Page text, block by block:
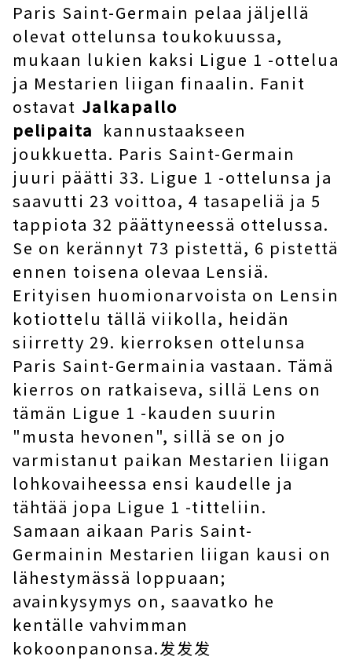
Paris Saint-Germain pelaa jäljellä
olevat ottelunsa toukokuussa,
mukaan lukien kaksi Ligue 1 -ottelua
ja Mestarien liigan finaalin. Fanit
ostavat Jalkapallo
pelipaita kannustaakseen
joukkuetta. Paris Saint-Germain
juuri päätti 33. Ligue 1 -ottelunsa ja
saavutti 23 voittoa, 4 tasapeliä ja 5
tappiota 32 päättyneessä ottelussa.
Se on kerännyt 73 pistettä, 6 pistettä
ennen toisena olevaa Lensiä.
Erityisen huomionarvoista on Lensin
kotiottelu tällä viikolla, heidän
siirretty 29. kierroksen ottelunsa
Paris Saint-Germainia vastaan. Tämä
kierros on ratkaiseva, sillä Lens on
tämän Ligue 1 -kauden suurin
"musta hevonen", sillä se on jo
varmistanut paikan Mestarien liigan
lohkovaiheessa ensi kaudelle ja
tähtää jopa Ligue 1 -titteliin.
Samaan aikaan Paris Saint-
Germainin Mestarien liigan kausi on
lähestymässä loppuaan;
avainkysymys on, saavatko he
kentälle vahvimman
kokoonpanonsa.发发发